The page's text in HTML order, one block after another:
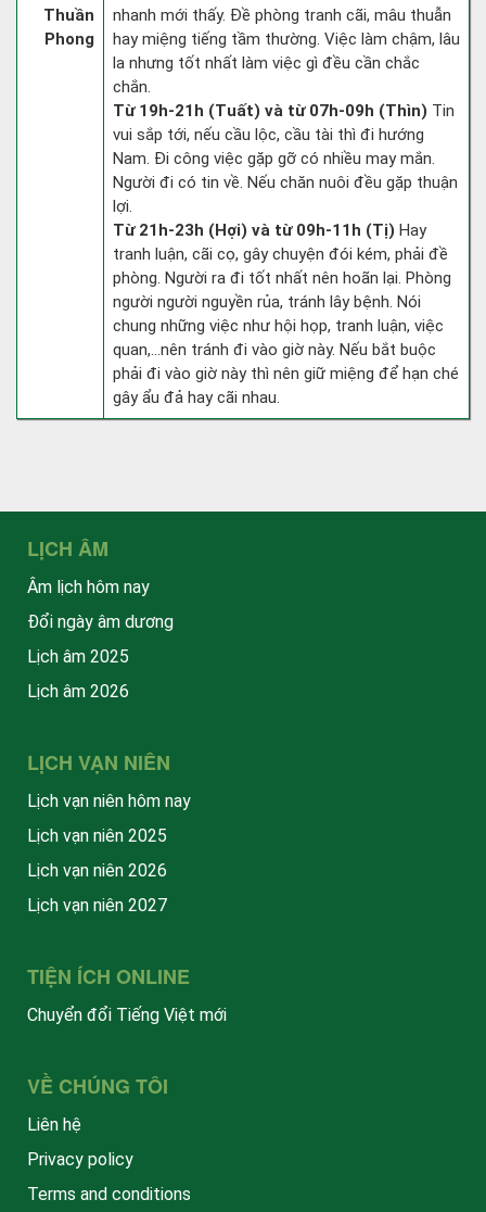
Thuần
Phong
nhanh mới thấy. Đề phòng tranh cãi, mâu thuẫn
hay miệng tiếng tầm thường. Việc làm chậm, lâu
la nhưng tốt nhất làm việc gì đều cần chắc
chắn.
Từ 19h-21h (Tuất) và từ 07h-09h (Thìn) Tin
vui sắp tới, nếu cầu lộc, cầu tài thì đi hướng
Nam. Đi công việc gặp gỡ có nhiều may mắn.
Người đi có tin về. Nếu chăn nuôi đều gặp thuận
lợi.
Từ 21h-23h (Hợi) và từ 09h-11h (Tị) Hay
tranh luận, cãi cọ, gây chuyện đói kém, phải đề
phòng. Người ra đi tốt nhất nên hoãn lại. Phòng
người người nguyền rủa, tránh lây bệnh. Nói
chung những việc như hội họp, tranh luận, việc
quan,…nên tránh đi vào giờ này. Nếu bắt buộc
phải đi vào giờ này thì nên giữ miệng để hạn ché
gây ẩu đả hay cãi nhau.
LỊCH ÂM
Âm lịch hôm nay
Đổi ngày âm dương
Lịch âm 2025
Lịch âm 2026
LỊCH VẠN NIÊN
Lịch vạn niên hôm nay
Lịch vạn niên 2025
Lịch vạn niên 2026
Lịch vạn niên 2027
TIỆN ÍCH ONLINE
Chuyển đổi Tiếng Việt mới
VỀ CHÚNG TÔI
Liên hệ
Privacy policy
Terms and conditions